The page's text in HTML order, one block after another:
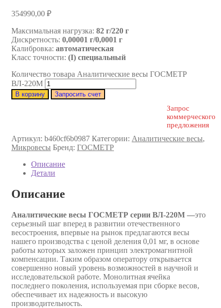
354990,00 ₽
Максимальная нагрузка: 82 г/220 г
Дискретность: 0,00001 г/0,0001 г
Калибровка: автоматическая
Класс точности: (I) специальный
Количество товара Аналитические весы ГОСМЕТР
ВЛ-220М
В корзину Запросить счет
Запрос
коммерческого
предложения
Артикул: b460cf6b0987 Категории: Аналитические весы,
Микровесы Бренд: ГОСМЕТР
Описание
Детали
Описание
Аналитические весы ГОСМЕТР серии ВЛ-220М —это
серьезный шаг вперед в развитии отечественного
весостроения, впервые на рынок предлагаются весы
нашего производства с ценой деления 0,01 мг, в основе
работы которых заложен принцип электромагнитной
компенсации. Таким образом оператору открывается
совершенно новый уровень возможностей в научной и
исследовательской работе. Монолитная ячейка
последнего поколения, используемая при сборке весов,
обеспечивает их надежность и высокую
производительность.